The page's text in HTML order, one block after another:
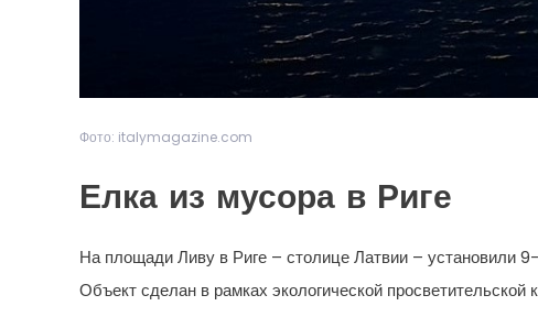
Фото: italymagazine.com
Елка из мусора в Риге
На площади Ливу в Риге – столице Латвии – установили
Объект сделан в рамках экологической